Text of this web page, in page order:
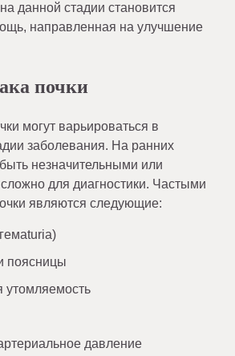
данной стадии становится
направленная на улучшение
почки
могут варьироваться в
заболевания. На ранних
незначительными или
сложно для диагностики. Частыми
являются следующие:
поясницы
утомляемость
давление